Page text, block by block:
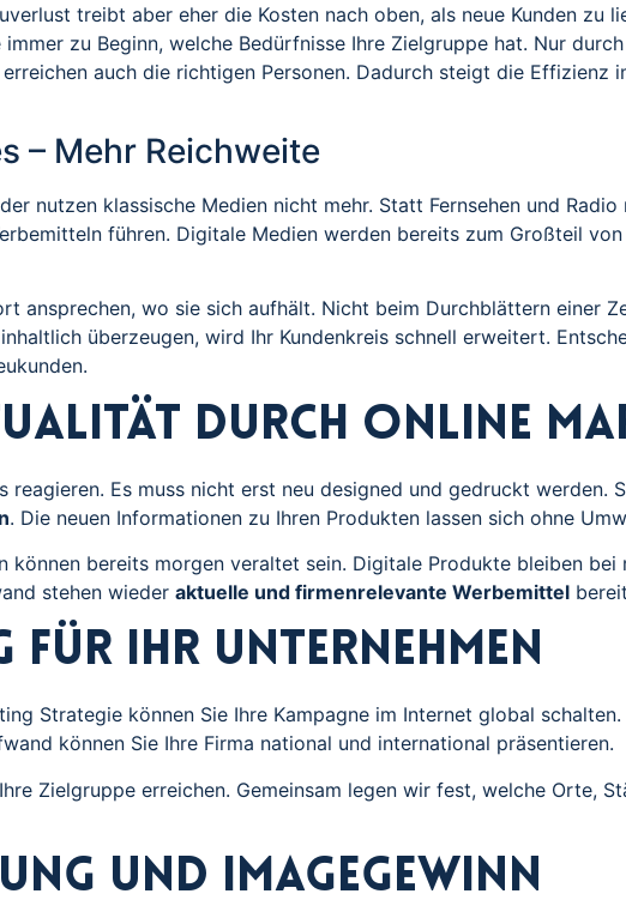
treibt aber eher die Kosten nach oben, als neue Kunden zu
zu Beginn, welche Bedürfnisse Ihre Zielgruppe hat. Nur durch
auch die richtigen Personen. Dadurch steigt die Effizienz
– Mehr Reichweite
nutzen klassische Medien nicht mehr. Statt Fernsehen und
führen. Digitale Medien werden bereits zum Großteil
ansprechen, wo sie sich aufhält. Nicht beim Durchblättern einer
überzeugen, wird Ihr Kundenkreis schnell erweitert.
durch Online
Es muss nicht erst neu designed und gedruckt werden.
. Die neuen Informationen zu Ihren Produkten lassen sich ohne
können bereits morgen veraltet sein. Digitale Produkte bleiben
stehen wieder aktuelle und firmenrelevante Werbemittel
für Ihr Unternehmen
Strategie können Sie Ihre Kampagne im Internet global
können Sie Ihre Firma national und international präsentieren.
Zielgruppe erreichen. Gemeinsam legen wir fest, welche Orte,
und Imagegewinn